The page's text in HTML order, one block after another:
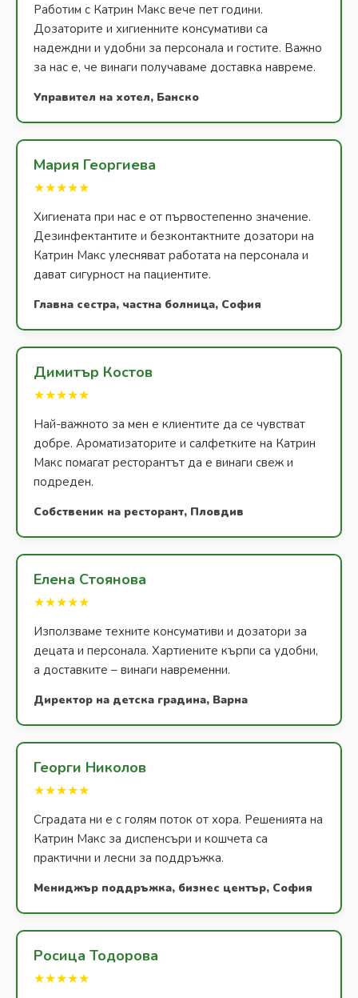
Работим с Катрин Макс вече пет години.
Дозаторите и хигиенните консумативи са
надеждни и удобни за персонала и гостите. Важно
за нас е, че винаги получаваме доставка навреме.
Управител на хотел, Банско
Мария Георгиева
★★★★★
Хигиената при нас е от първостепенно значение.
Дезинфектантите и безконтактните дозатори на
Катрин Макс улесняват работата на персонала и
дават сигурност на пациентите.
Главна сестра, частна болница, София
Димитър Костов
★★★★★
Най-важното за мен е клиентите да се чувстват
добре. Ароматизаторите и салфетките на Катрин
Макс помагат ресторантът да е винаги свеж и
подреден.
Собственик на ресторант, Пловдив
Елена Стоянова
★★★★★
Използваме техните консумативи и дозатори за
децата и персонала. Хартиените кърпи са удобни,
а доставките – винаги навременни.
Директор на детска градина, Варна
Георги Николов
★★★★★
Сградата ни е с голям поток от хора. Решенията на
Катрин Макс за диспенсъри и кошчета са
практични и лесни за поддръжка.
Мениджър поддръжка, бизнес център, София
Росица Тодорова
★★★★★